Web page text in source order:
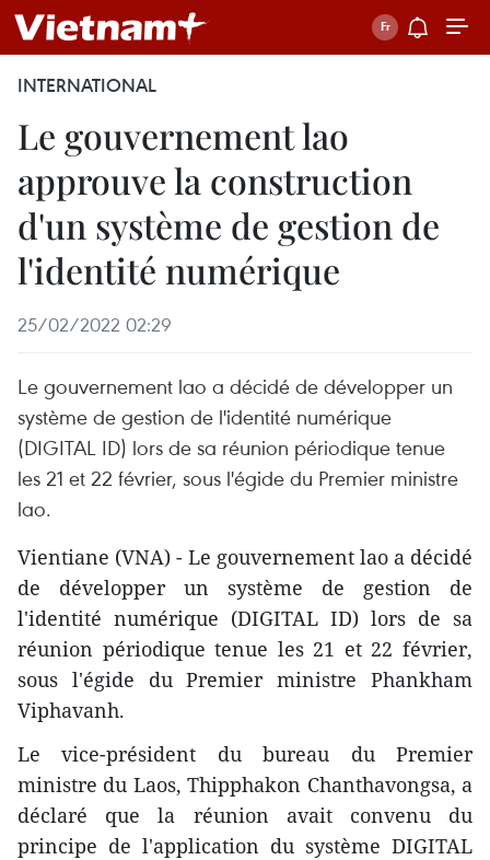
INTERNATIONAL
Le gouvernement lao
approuve la construction
d'un système de gestion de
l'identité numérique
25/02/2022 02:29
Le gouvernement lao a décidé de développer un
système de gestion de l'identité numérique
(DIGITAL ID) lors de sa réunion périodique tenue
les 21 et 22 février, sous l'égide du Premier ministre
lao.
Vientiane (VNA) - Le gouvernement lao a décidé
de développer un système de gestion de
l'identité numérique (DIGITAL ID) lors de sa
réunion périodique tenue les 21 et 22 février,
sous l'égide du Premier ministre Phankham
Viphavanh.
Le vice-président du bureau du Premier
ministre du Laos, Thipphakon Chanthavongsa, a
déclaré que la réunion avait convenu du
principe de l'application du système DIGITAL